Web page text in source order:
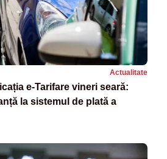
Actualitate
e-Tarifare vineri seară:
la sistemul de plată a